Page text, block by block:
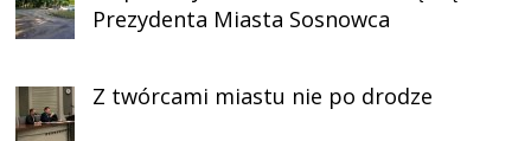
Prezydenta Miasta Sosnowca
Z twórcami miastu nie po drodze